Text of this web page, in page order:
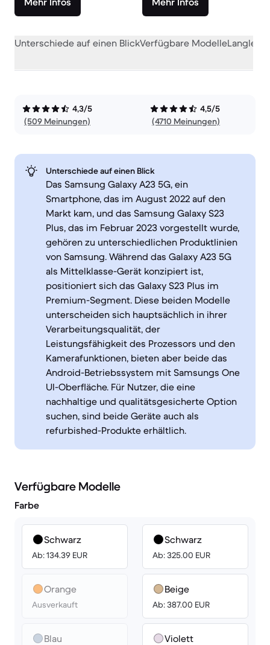
Unterschiede auf einen BlickVerfügbare Modelle
4,3/5
(509 Meinungen)
4,5/5
(4710 Meinungen)
Unterschiede auf einen Blick
Das Samsung Galaxy A23 5G, ein
Smartphone, das im August 2022 auf den
Markt kam, und das Samsung Galaxy S23
Plus, das im Februar 2023 vorgestellt wurde,
gehören zu unterschiedlichen Produktlinien
von Samsung. Während das Galaxy A23 5G
als Mittelklasse-Gerät konzipiert ist,
positioniert sich das Galaxy S23 Plus im
Premium-Segment. Diese beiden Modelle
unterscheiden sich hauptsächlich in ihrer
Verarbeitungsqualität, der
Leistungsfähigkeit des Prozessors und den
Kamerafunktionen, bieten aber beide das
Android-Betriebssystem mit Samsungs One
UI-Oberfläche. Für Nutzer, die eine
nachhaltige und qualitätsgesicherte Option
suchen, sind beide Geräte auch als
refurbished-Produkte erhältlich.
Verfügbare Modelle
Farbe
Schwarz
Ab: 134.39 EUR
Orange
Ausverkauft
Blau
Schwarz
Ab: 325.00 EUR
Beige
Ab: 387.00 EUR
Violett